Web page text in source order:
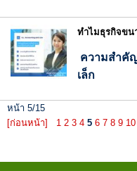
ทำไมธุรกิจขน
ความสำคั
เล็ก
หน้า 5/15
[ก่อนหน้า]
1 2 3 4 5 6 7 8 9 10